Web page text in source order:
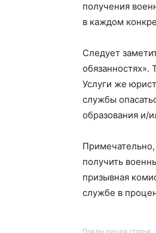
получения
в каждом
Следует
Услуги же
службы
образования и/
получить
призывная
службе в